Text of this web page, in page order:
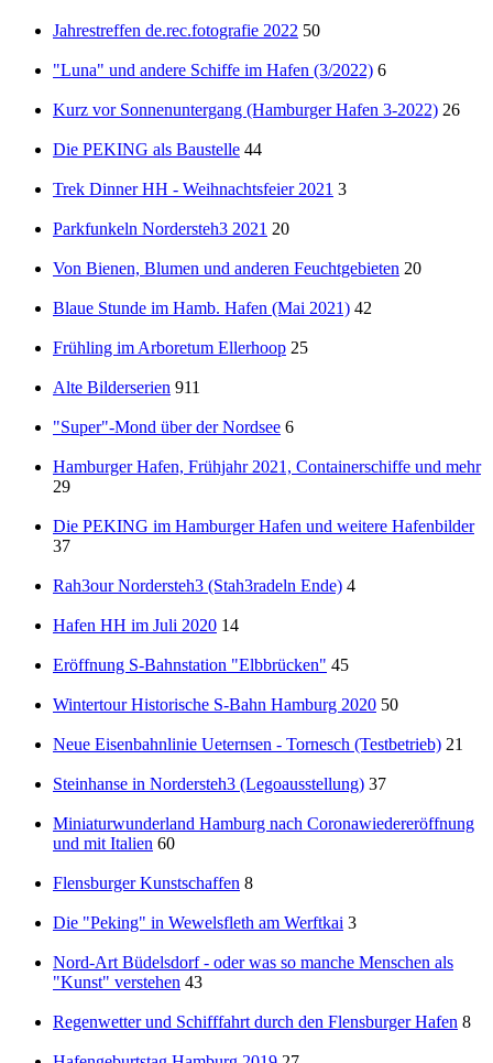
Jahrestreffen de.rec.fotografie 2022 50
"Luna" und andere Schiffe im Hafen (3/2022) 6
Kurz vor Sonnenuntergang (Hamburger Hafen 3-2022) 26
Die PEKING als Baustelle 44
Trek Dinner HH - Weihnachtsfeier 2021 3
Parkfunkeln Nordersteh3 2021 20
Von Bienen, Blumen und anderen Feuchtgebieten 20
Blaue Stunde im Hamb. Hafen (Mai 2021) 42
Frühling im Arboretum Ellerhoop 25
Alte Bilderserien 911
"Super"-Mond über der Nordsee 6
Hamburger Hafen, Frühjahr 2021, Containerschiffe und mehr
29
Die PEKING im Hamburger Hafen und weitere Hafenbilder
37
Rah3our Nordersteh3 (Stah3radeln Ende) 4
Hafen HH im Juli 2020 14
Eröffnung S-Bahnstation "Elbbrücken" 45
Wintertour Historische S-Bahn Hamburg 2020 50
Neue Eisenbahnlinie Ueternsen - Tornesch (Testbetrieb) 21
Steinhanse in Nordersteh3 (Legoausstellung) 37
Miniaturwunderland Hamburg nach Coronawiedereröffnung
und mit Italien 60
Flensburger Kunstschaffen 8
Die "Peking" in Wewelsfleth am Werftkai 3
Nord-Art Büdelsdorf - oder was so manche Menschen als
"Kunst" verstehen 43
Regenwetter und Schifffahrt durch den Flensburger Hafen 8